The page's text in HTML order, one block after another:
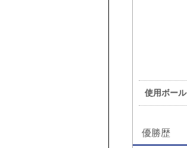
使用ボール
優勝歴